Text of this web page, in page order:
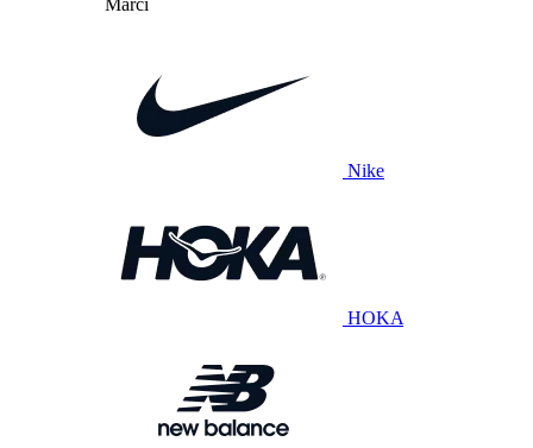
Mărci
Nike
HOKA